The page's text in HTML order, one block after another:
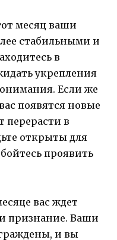
месяц ваши
стабильными и
в
укрепления
Если же
появятся новые
перерасти в
открыты для
проявить
вас ждет
признание. Ваши
и вы